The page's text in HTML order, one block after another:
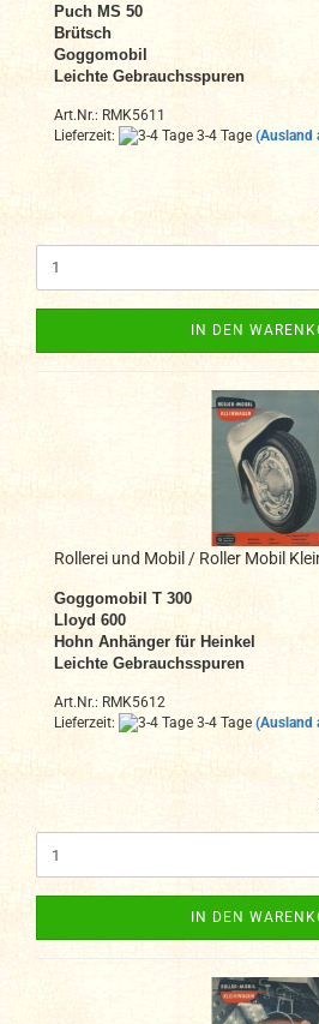
Puch MS 50
Brütsch
Goggomobil
Leichte Gebrauchsspuren
Art.Nr.: RMK5611
Lieferzeit:
3-4 Tage (Ausland
IN DEN
Rollerei und Mobil / Roller Mobil
Goggomobil T 300
Lloyd 600
Hohn Anhänger für Heinkel
Leichte Gebrauchsspuren
Art.Nr.: RMK5612
Lieferzeit:
3-4 Tage (Ausland
IN DEN